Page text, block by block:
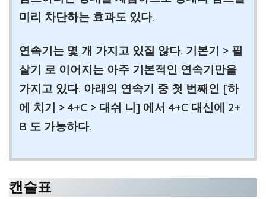
미리 차단하는 효과도 있다.
연속기는 몇 개 가지고 있질 않다. 기본기 > 필
살기 로 이어지는 아주 기본적인 연속기만을
가지고 있다. 아래의 연속기 중 첫 번째인 [하
에 치기 > 4+C > 대쉬 니] 에서 4+C 대신에 2+
B 도 가능하다.
캔슬표